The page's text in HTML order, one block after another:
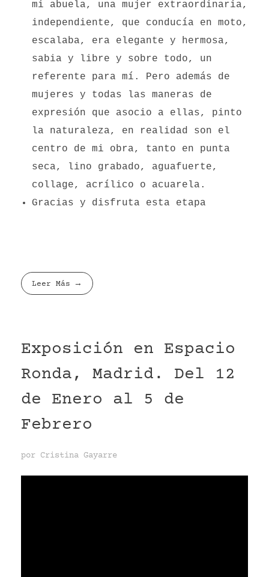
mi abuela, una mujer extraordinaria,
independiente, que conducía en moto,
escalaba, era elegante y hermosa,
sabia y libre y sobre todo, un
referente para mí. Pero además de
mujeres y todas las maneras de
expresión que asocio a ellas, pinto
la naturaleza, en realidad son el
centro de mi obra, tanto en punta
seca, lino grabado, aguafuerte,
collage, acrílico o acuarela.
Gracias y disfruta esta etapa
Leer Más
Exposición en Espacio
Ronda, Madrid. Del 12
de Enero al 5 de
Febrero
por Cristina Gayarre